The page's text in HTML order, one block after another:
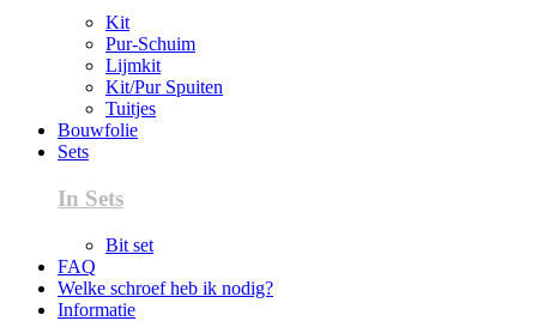
Kit
Pur-Schuim
Lijmkit
Kit/Pur Spuiten
Tuitjes
Bouwfolie
Sets
In Sets
Bit set
FAQ
Welke schroef heb ik nodig?
Informatie